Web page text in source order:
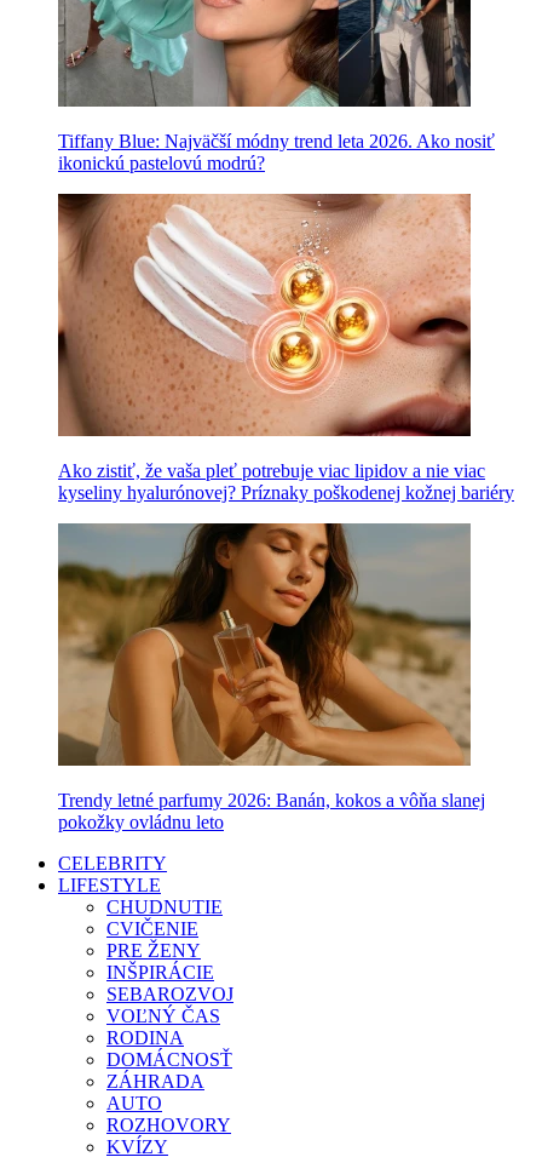
Tiffany Blue: Najväčší módny trend leta 2026. Ako nosiť
ikonickú pastelovú modrú?
Ako zistiť, že vaša pleť potrebuje viac lipidov a nie viac
kyseliny hyalurónovej? Príznaky poškodenej kožnej bariéry
Trendy letné parfumy 2026: Banán, kokos a vôňa slanej
pokožky ovládnu leto
CELEBRITY
LIFESTYLE
CHUDNUTIE
CVIČENIE
PRE ŽENY
INŠPIRÁCIE
SEBAROZVOJ
VOĽNÝ ČAS
RODINA
DOMÁCNOSŤ
ZÁHRADA
AUTO
ROZHOVORY
KVÍZY